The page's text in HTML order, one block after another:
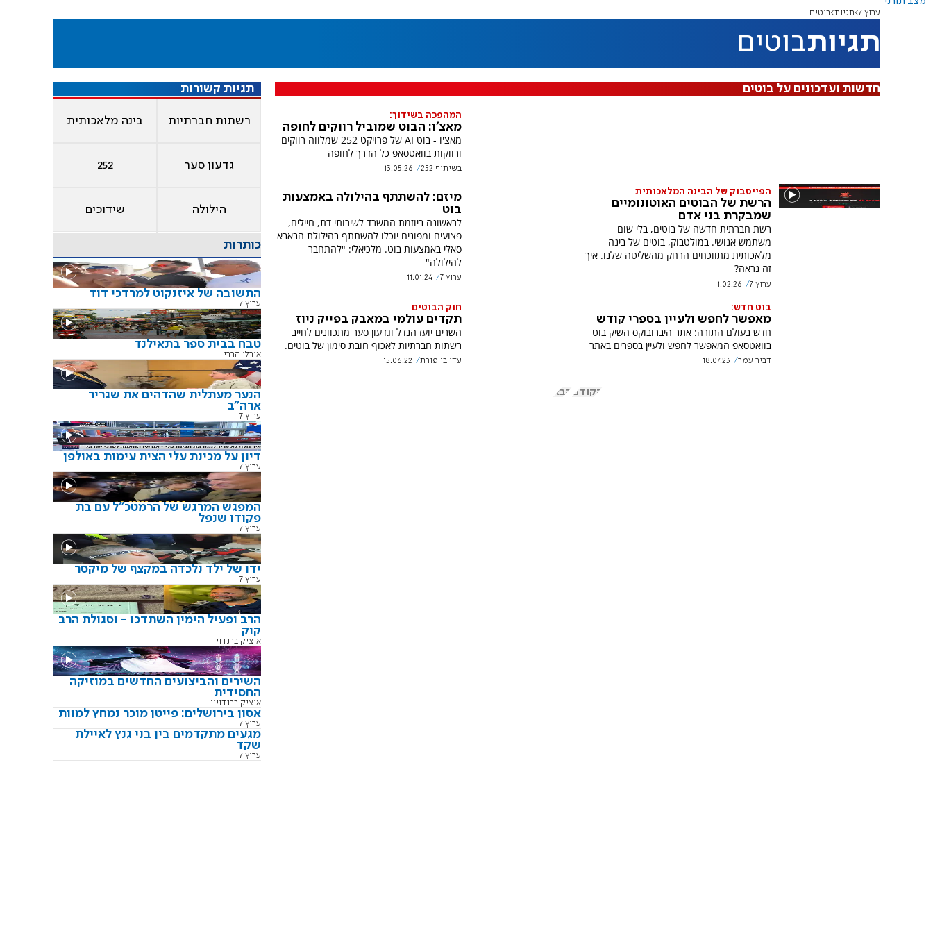
ערוץ 7 תגיות בוטים
תגיותבוטים
חדשות ועדכונים על בוטים
המהפכה בשידוך:
מאצ'ו: הבוט שמוביל רווקים לחופה
מאצ'ו - בוט AI של פרויקט 252 שמלווה רווקים
ורווקות בוואטסאפ כל הדרך לחופה
בשיתוף 252 13.05.26
הפייסבוק של הבינה המלאכותית
הרשת של הבוטים האוטונומיים
שמבקרת בני אדם
רשת חברתית חדשה של בוטים, בלי שום
משתמש אנושי. במולטבוק, בוטים של בינה
מלאכותית מתווכחים הרחק מהשליטה שלנו. איך
זה נראה?
ערוץ 7 1.02.26
מיזם: להשתתף בהילולה באמצעות
בוט
לראשונה ביוזמת המשרד לשירותי דת, חיילים,
פצועים ומפונים יוכלו להשתתף בהילולת הבאבא
סאלי באמצעות בוט. מלכיאלי: "להתחבר
להילולה"
ערוץ 7 11.01.24
בוט חדש:
מאפשר לחפש ולעיין בספרי קודש
חדש בעולם התורה: אתר היברובוקס השיק בוט
בוואטסאפ המאפשר לחפש ולעיין בספרים באתר
דביר עמר 18.07.23
חוק הבוטים
תקדים עולמי במאבק בפייק ניוז
השרים יועז הנדל וגדעון סער מתכוונים לחייב
רשתות חברתיות לאכוף חובת סימון של בוטים.
עדו בן פורת 15.06.22
הקודם הבא
תגיות קשורות
רשתות חברתיות בינה מלאכותית
גדעון סער 252
הילולה שידוכים
כותרות
התשובה של איזנקוט למרדכי דוד
ערוץ 7
טבח בבית ספר בתאילנד
אורלי הררי
הנער מעתלית שהדהים את שגריר
ארה"ב
ערוץ 7
דיון על מכינת עלי הצית עימות באולפן
ערוץ 7
המפגש המרגש של הרמטכ"ל עם בת
פקודו שנפל
ערוץ 7
ידו של ילד נלכדה במקצף של מיקסר
ערוץ 7
הרב ופעיל הימין השתדכו - וסגולת הרב
קוק
איציק ברנדויין
השירים והביצועים החדשים במוזיקה
החסידית
איציק ברנדויין
אסון בירושלים: פייטן מוכר נמחץ למוות
ערוץ 7
מגעים מתקדמים בין בני גנץ לאיילת
שקד
ערוץ 7